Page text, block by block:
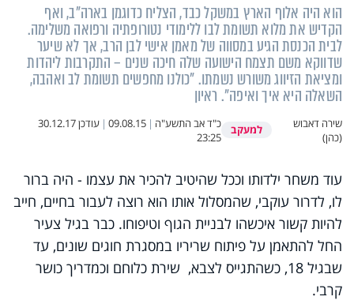
הוא היה אלוף הארץ במשקל כבד, הצליח כדוגמן בארה"ב, ואף
הקדיש את מלוא תשומת לבו ללימודי נטורופתיה ורפואה משלימה.
לבית הכנסת הגיע במסווה של מאמן אישי לבן הרב, אך לא שיער
שדווקא משם תצמח הישועה שלה חיכה שנים – התקרבות ליהדות
ומציאת הזיווג משורש נשמתו. "כולנו מחפשים תשומת לב ואהבה,
השאלה היא איך ואיפה". ראיון
שירה דאבוש
(כהן)
למעקב כ"ד אב התשע"ה |
09.08.15
| עודכן30.12.17
23:25
עוד משחר ילדותו וככל שהיטיב להכיר את עצמו - היה ברור
לו, לדרור עוקבי, שהמסלול אותו הוא רוצה לעבור בחיים, חייב
להיות קשור איכשהו לבניית הגוף וטיפוחו. כבר בגיל צעיר
החל להתאמן על פיתוח שריריו במסגרת חוגים שונים, עד
שבגיל 18, כשהתגייס לצבא, שירת כלוחם וכמדריך כושר
קרבי.